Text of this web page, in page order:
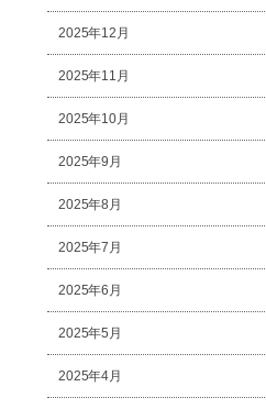
2025年12月
2025年11月
2025年10月
2025年9月
2025年8月
2025年7月
2025年6月
2025年5月
2025年4月